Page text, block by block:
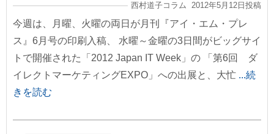
西村道子コラム 2012年5月12日投稿
今週は、月曜、火曜の両日が月刊『アイ・エム・プレ
ス』6月号の印刷入稿、 水曜～金曜の3日間がビッグサイ
トで開催された「2012 Japan IT Week」の 「第6回 ダ
イレクトマーケティングEXPO」への出展と、大忙 ...続
きを読む